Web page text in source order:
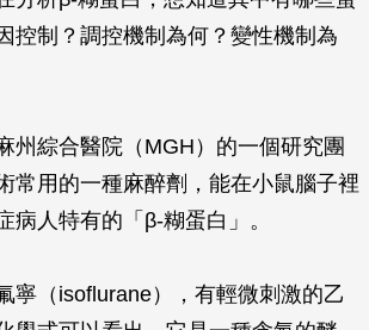
控制？調控機制為何？變性機制為
州綜合醫院（MGH）的一個研究團
常用的一種麻醉劑，能在小鼠腦子裡
病人特有的「 β-糊蛋白」。
寧（isoflurane），有輕微刺激的乙